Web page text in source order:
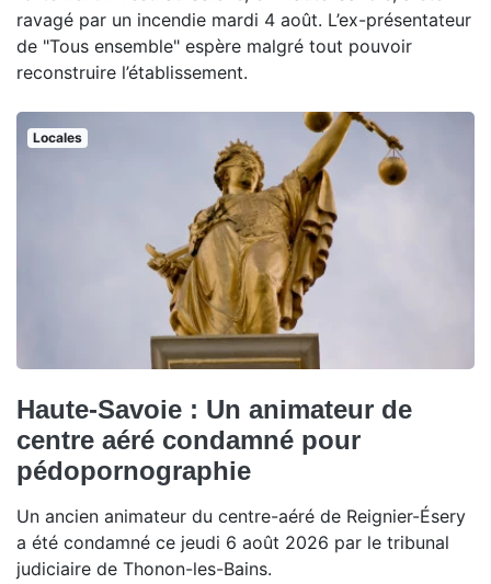
ravagé par un incendie mardi 4 août. L’ex-présentateur
de "Tous ensemble" espère malgré tout pouvoir
reconstruire l’établissement.
Locales
Haute-Savoie : Un animateur de
centre aéré condamné pour
pédopornographie
Un ancien animateur du centre-aéré de Reignier-Ésery
a été condamné ce jeudi 6 août 2026 par le tribunal
judiciaire de Thonon-les-Bains.